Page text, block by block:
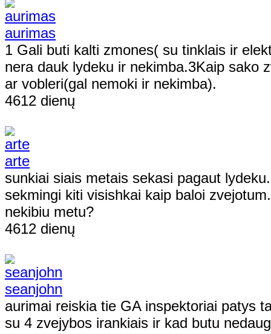
aurimas
1 Gali buti kalti zmones( su tinklais ir
nera dauk lydeku ir nekimba.3Kaip sako
ar vobleri(gal nemoki ir nekimba).
4612 dienų
arte
sunkiai siais metais sekasi pagaut
sekmingi kiti visishkai kaip baloi
nekibiu metu?
4612 dienų
seanjohn
aurimai reiskia tie GA inspektoriai patys
su 4 zvejybos irankiais ir kad butu